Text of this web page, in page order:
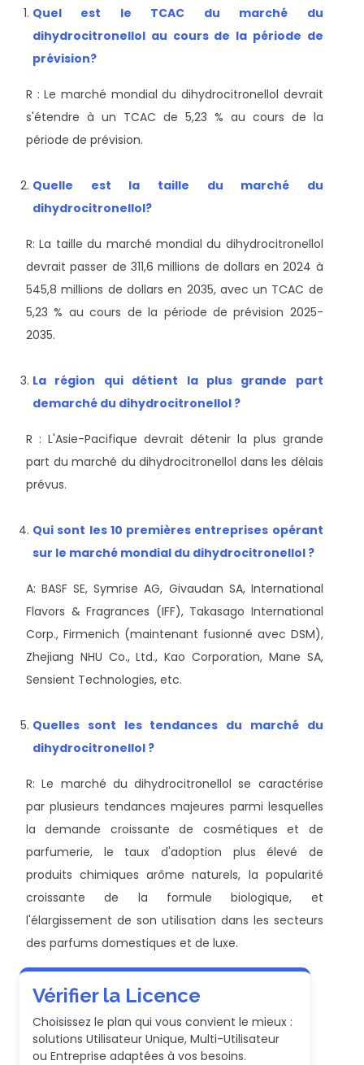
Quel est le TCAC du marché du
dihydrocitronellol au cours de la période de
prévision?
R : Le marché mondial du dihydrocitronellol devrait
s'étendre à un TCAC de 5,23 % au cours de la
période de prévision.
Quelle est la taille du marché du
dihydrocitronellol?
R: La taille du marché mondial du dihydrocitronellol
devrait passer de 311,6 millions de dollars en 2024 à
545,8 millions de dollars en 2035, avec un TCAC de
5,23 % au cours de la période de prévision 2025-
2035.
La région qui détient la plus grande part
demarché du dihydrocitronellol ?
R : L'Asie-Pacifique devrait détenir la plus grande
part du marché du dihydrocitronellol dans les délais
prévus.
Qui sont les 10 premières entreprises opérant
sur le marché mondial du dihydrocitronellol ?
A: BASF SE, Symrise AG, Givaudan SA, International
Flavors & Fragrances (IFF), Takasago International
Corp., Firmenich (maintenant fusionné avec DSM),
Zhejiang NHU Co., Ltd., Kao Corporation, Mane SA,
Sensient Technologies, etc.
Quelles sont les tendances du marché du
dihydrocitronellol ?
R: Le marché du dihydrocitronellol se caractérise
par plusieurs tendances majeures parmi lesquelles
la demande croissante de cosmétiques et de
parfumerie, le taux d'adoption plus élevé de
produits chimiques arôme naturels, la popularité
croissante de la formule biologique, et
l'élargissement de son utilisation dans les secteurs
des parfums domestiques et de luxe.
Vérifier la Licence
Choisissez le plan qui vous convient le mieux :
solutions Utilisateur Unique, Multi-Utilisateur
ou Entreprise adaptées à vos besoins.